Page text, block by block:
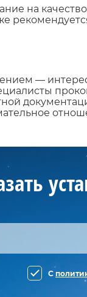
на
—
C